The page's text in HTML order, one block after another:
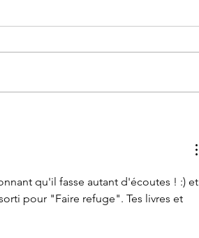
qu'il fasse autant d'écoutes ! :) et
pour "Faire refuge". Tes livres et